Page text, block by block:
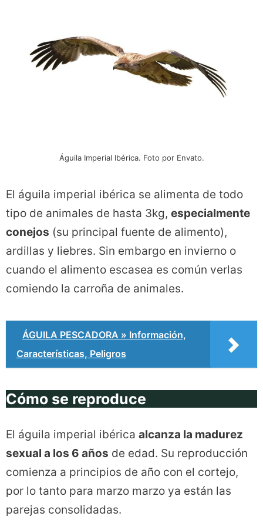
Águila Imperial Ibérica. Foto por Envato.
El águila imperial ibérica se alimenta de todo
tipo de animales de hasta 3kg, especialmente
conejos (su principal fuente de alimento),
ardillas y liebres. Sin embargo en invierno o
cuando el alimento escasea es común verlas
comiendo la carroña de animales.
ÁGUILA PESCADORA » Información,
Características, Peligros
Cómo se reproduce
El águila imperial ibérica alcanza la madurez
sexual a los 6 años de edad. Su reproducción
comienza a principios de año con el cortejo,
por lo tanto para marzo marzo ya están las
parejas consolidadas.